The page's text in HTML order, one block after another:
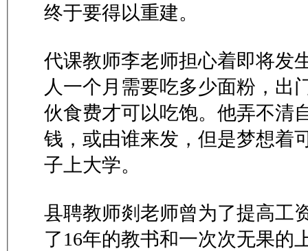
终于要得以重建。
代课教师李老师担心着即将发
人一个月需要吃多少面粉，出
伙食费才可以吃饱。他弄不清
钱，或由谁来发，但是梦想着
子上大学。
县聘教师剡老师曾为了提高工
了16年的教书和一次次无果的